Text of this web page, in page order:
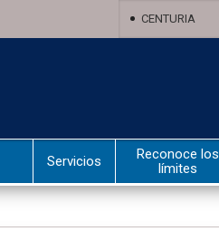
CENTURIA
Servicios
Reconoce los
límites